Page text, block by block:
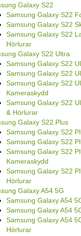
Galaxy S22
Samsung Galaxy S22
Samsung Galaxy S22
Samsung Galaxy S22
Hörlurar
Galaxy S22 Ultra
Samsung Galaxy S22
Samsung Galaxy S22
Samsung Galaxy S22
Kameraskydd
Samsung Galaxy S22
& Hörlurar
Galaxy S22 Plus
Samsung Galaxy S22
Samsung Galaxy S22
Samsung Galaxy S22
Kameraskydd
Samsung Galaxy S22
Hörlurar
Galaxy A54 5G
Samsung Galaxy A54
Samsung Galaxy A54
Samsung Galaxy A54
Hörlurar